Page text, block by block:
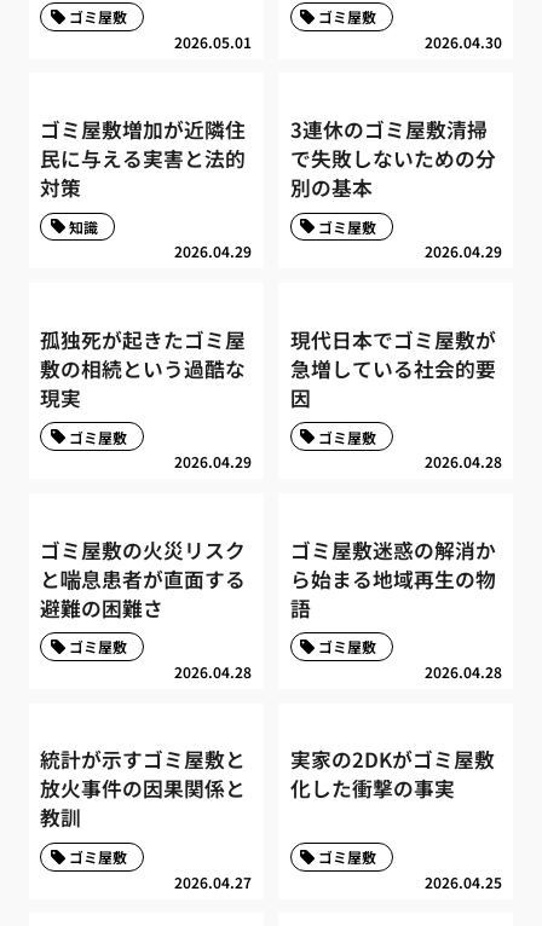
2026.05.01
ゴミ屋敷
2026.04.30
ゴミ屋敷
ゴミ屋敷増加が近隣住
民に与える実害と法的
対策
2026.04.29
知識
3連休のゴミ屋敷清掃
で失敗しないための分
別の基本
2026.04.29
ゴミ屋敷
孤独死が起きたゴミ屋
敷の相続という過酷な
現実
2026.04.29
ゴミ屋敷
現代日本でゴミ屋敷が
急増している社会的要
因
2026.04.28
ゴミ屋敷
ゴミ屋敷の火災リスク
と喘息患者が直面する
避難の困難さ
2026.04.28
ゴミ屋敷
ゴミ屋敷迷惑の解消か
ら始まる地域再生の物
語
2026.04.28
ゴミ屋敷
統計が示すゴミ屋敷と
放火事件の因果関係と
教訓
2026.04.27
ゴミ屋敷
実家の2DKがゴミ屋敷
化した衝撃の事実
2026.04.25
ゴミ屋敷